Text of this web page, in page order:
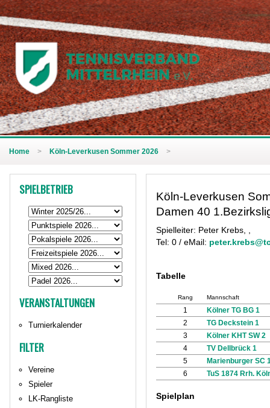
Home > Köln-Leverkusen Sommer 2026 >
SPIELBETRIEB
VERANSTALTUNGEN
Turnierkalender
FILTER
Vereine
Spieler
LK-Rangliste
Köln-Leverkusen
Damen 40
Spielleiter: Peter Krebs, ,
Tel: 0 / eMail:
Tabelle
Rang Mannschaft
1
Kölner TG BG 1
2
TG Deckstein 1
3
Kölner KHT SW 2
4
TV Dellbrück 1
5
Marienburger SC
6
TuS 1874 Rrh.
Spielplan